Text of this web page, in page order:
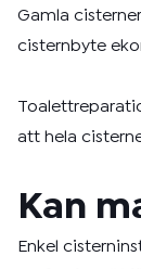
Gamla
cisternbyte
att hela
Kan
Enkel